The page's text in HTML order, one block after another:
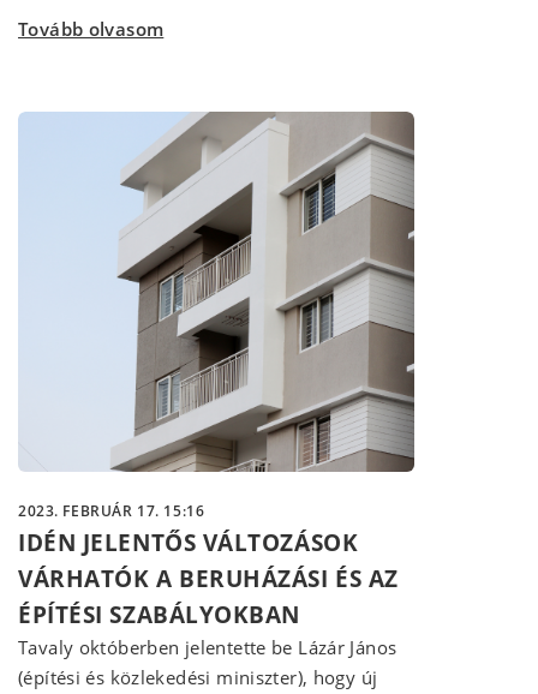
Tovább olvasom
2023. FEBRUÁR 17. 15:16
IDÉN JELENTŐS VÁLTOZÁSOK
VÁRHATÓK A BERUHÁZÁSI ÉS AZ
ÉPÍTÉSI SZABÁLYOKBAN
Tavaly októberben jelentette be Lázár János
(építési és közlekedési miniszter), hogy új